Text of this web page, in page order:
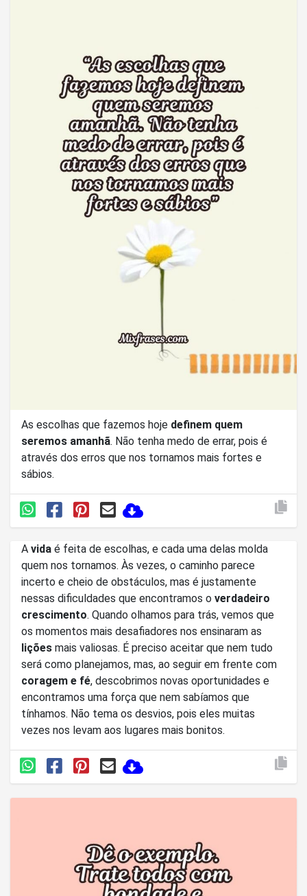
As escolhas que fazemos hoje definem quem
seremos amanhã. Não tenha medo de errar, pois é
através dos erros que nos tornamos mais fortes e
sábios.
A vida é feita de escolhas, e cada uma delas molda
quem nos tornamos. Às vezes, o caminho parece
incerto e cheio de obstáculos, mas é justamente
nessas dificuldades que encontramos o verdadeiro
crescimento. Quando olhamos para trás, vemos que
os momentos mais desafiadores nos ensinaram as
lições mais valiosas. É preciso aceitar que nem tudo
será como planejamos, mas, ao seguir em frente com
coragem e fé, descobrimos novas oportunidades e
encontramos uma força que nem sabíamos que
tínhamos. Não tema os desvios, pois eles muitas
vezes nos levam aos lugares mais bonitos.